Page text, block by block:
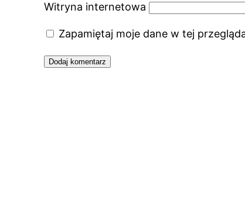
Witryna internetowa
Zapamiętaj moje dane w tej